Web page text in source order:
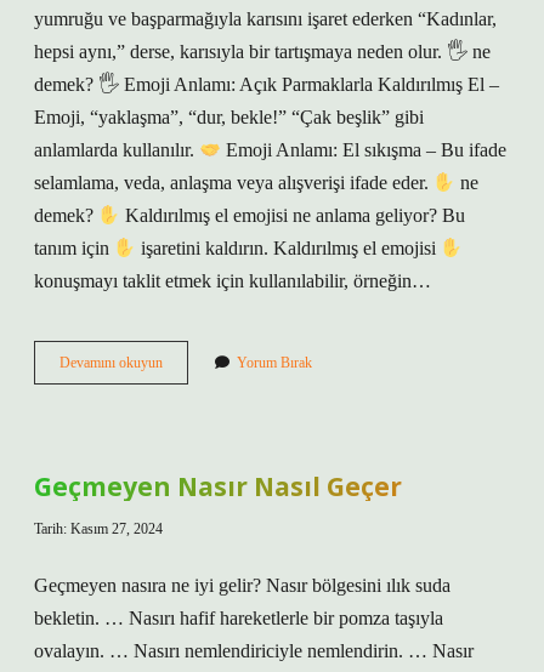
yumruğu ve başparmağıyla karısını işaret ederken “Kadınlar,
hepsi aynı,” derse, karısıyla bir tartışmaya neden olur. 🖐 ne
demek? 🖐 Emoji Anlamı: Açık Parmaklarla Kaldırılmış El –
Emoji, “yaklaşma”, “dur, bekle!” “Çak beşlik” gibi
anlamlarda kullanılır.
Emoji Anlamı: El sıkışma – Bu ifade
selamlama, veda, anlaşma veya alışverişi ifade eder.
ne
demek?
Kaldırılmış el emojisi ne anlama geliyor? Bu
tanım için
işaretini kaldırın. Kaldırılmış el emojisi
konuşmayı taklit etmek için kullanılabilir, örneğin…
Devamını okuyunEmojide
Başparmak
Yorum Bırak
Geçmeyen Nasır Nasıl Geçer
Tarih: Kasım 27, 2024
Geçmeyen nasıra ne iyi gelir? Nasır bölgesini ılık suda
bekletin. … Nasırı hafif hareketlerle bir pomza taşıyla
ovalayın. … Nasırı nemlendiriciyle nemlendirin. … Nasır